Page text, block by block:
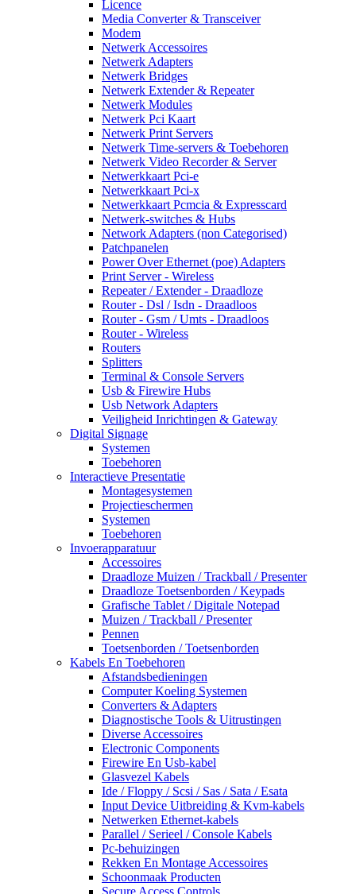
Licence
Media Converter & Transceiver
Modem
Netwerk Accessoires
Netwerk Adapters
Netwerk Bridges
Netwerk Extender & Repeater
Netwerk Modules
Netwerk Pci Kaart
Netwerk Print Servers
Netwerk Time-servers & Toebehoren
Netwerk Video Recorder & Server
Netwerkkaart Pci-e
Netwerkkaart Pci-x
Netwerkkaart Pcmcia & Expresscard
Netwerk-switches & Hubs
Network Adapters (non Categorised)
Patchpanelen
Power Over Ethernet (poe) Adapters
Print Server - Wireless
Repeater / Extender - Draadloze
Router - Dsl / Isdn - Draadloos
Router - Gsm / Umts - Draadloos
Router - Wireless
Routers
Splitters
Terminal & Console Servers
Usb & Firewire Hubs
Usb Network Adapters
Veiligheid Inrichtingen & Gateway
Digital Signage
Systemen
Toebehoren
Interactieve Presentatie
Montagesystemen
Projectieschermen
Systemen
Toebehoren
Invoerapparatuur
Accessoires
Draadloze Muizen / Trackball / Presenter
Draadloze Toetsenborden / Keypads
Grafische Tablet / Digitale Notepad
Muizen / Trackball / Presenter
Pennen
Toetsenborden / Toetsenborden
Kabels En Toebehoren
Afstandsbedieningen
Computer Koeling Systemen
Converters & Adapters
Diagnostische Tools & Uitrustingen
Diverse Accessoires
Electronic Components
Firewire En Usb-kabel
Glasvezel Kabels
Ide / Floppy / Scsi / Sas / Sata / Esata
Input Device Uitbreiding & Kvm-kabels
Netwerken Ethernet-kabels
Parallel / Serieel / Console Kabels
Pc-behuizingen
Rekken En Montage Accessoires
Schoonmaak Producten
Secure Access Controls